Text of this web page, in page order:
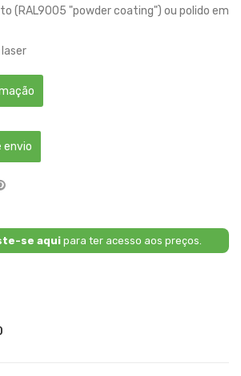
(RAL9005 "powder coating") ou polido em
envio
se aquipara ter acesso aos preços.